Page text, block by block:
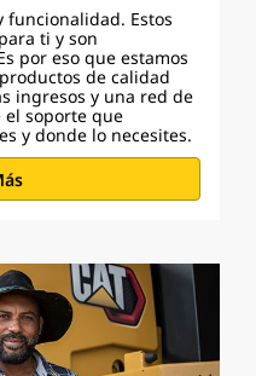
Estos
ti y son
por eso que estamos
de calidad
ingresos y una red de
soporte que
y donde lo necesites.